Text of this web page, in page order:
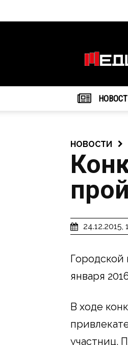
НОВОСТИ
24.12.2015,
января
В ходе
участниц.